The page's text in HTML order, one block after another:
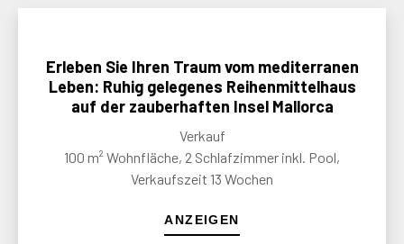
Erleben Sie Ihren Traum vom mediterranen
Leben: Ruhig gelegenes Reihenmittelhaus
auf der zauberhaften Insel Mallorca
Verkauf
100 m² Wohnfläche, 2 Schlafzimmer inkl. Pool,
Verkaufszeit 13 Wochen
ANZEIGEN